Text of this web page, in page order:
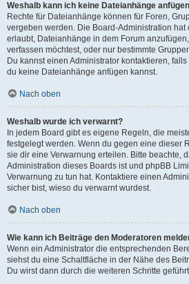
Weshalb kann ich keine Dateianhänge
Rechte für Dateianhänge können für Foren,
vergeben werden. Die Board-Administration
erlaubt, Dateianhänge in dem Forum
verfassen möchtest, oder nur bestimmte
Du kannst einen Administrator kontaktieren,
du keine Dateianhänge anfügen kannst.
Nach oben
Weshalb wurde ich verwarnt?
In jedem Board gibt es eigene Regeln, die
festgelegt werden. Wenn du gegen eine dieser
sie dir eine Verwarnung erteilen. Bitte beachte,
Administration dieses Boards ist und phpBB
Verwarnung zu tun hat. Kontaktiere einen
sicher bist, wieso du verwarnt wurdest.
Nach oben
Wie kann ich Beiträge den Moderatoren
Wenn ein Administrator die entsprechenden
siehst du eine Schaltfläche in der Nähe des
Du wirst dann durch die weiteren Schritte